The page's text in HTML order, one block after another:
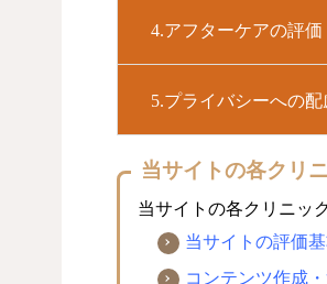
4.アフターケアの評価
5.プライバシーへの配
当サイトの各クリ
当サイトの各クリニッ
当サイトの評価
コンテンツ作成